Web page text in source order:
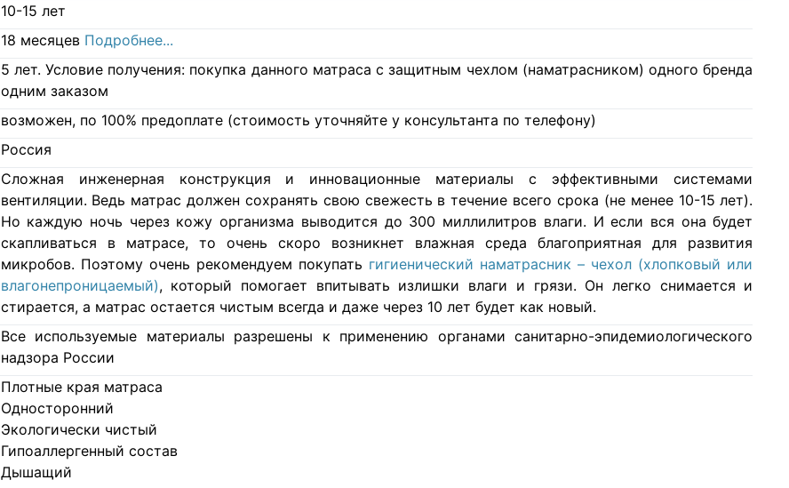
10-15 лет
18 месяцев Подробнее...
5 лет. Условие получения: покупка данного матраса с защитным чехлом (наматрасником) одного бренда
одним заказом
возможен, по 100% предоплате (стоимость уточняйте у консультанта по телефону)
Россия
Cложная инженерная конструкция и инновационные материалы с эффективными системами
вентиляции. Ведь матрас должен сохранять свою свежесть в течение всего срока (не менее 10-15 лет).
Но каждую ночь через кожу организма выводится до 300 миллилитров влаги. И если вся она будет
скапливаться в матрасе, то очень скоро возникнет влажная среда благоприятная для развития
микробов. Поэтому очень рекомендуем покупать гигиенический наматрасник – чехол (хлопковый или
влагонепроницаемый), который помогает впитывать излишки влаги и грязи. Он легко снимается и
стирается, а матрас остается чистым всегда и даже через 10 лет будет как новый.
Все используемые материалы разрешены к применению органами санитарно-эпидемиологического
надзора России
Плотные края матраса
Односторонний
Экологически чистый
Гипоаллергенный состав
Дышащий